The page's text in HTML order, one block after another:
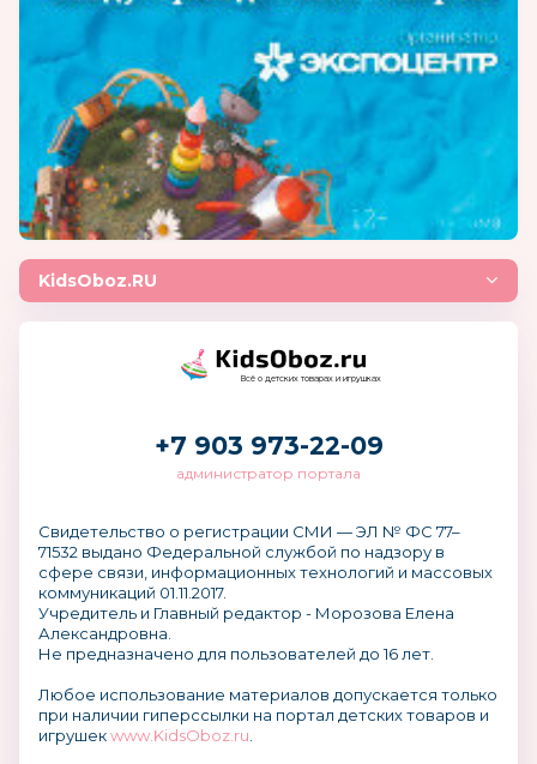
KidsOboz.RU
Всё о детских товарах и игрушках
+7 903 973-22-09
администратор портала
Свидетельство о регистрации СМИ — ЭЛ № ФС 77–
71532 выдано Федеральной службой по надзору в
сфере связи, информационных технологий и массовых
коммуникаций 01.11.2017.
Учредитель и Главный редактор - Морозова Елена
Александровна.
Не предназначено для пользователей до 16 лет.
Любое использование материалов допускается только
при наличии гиперссылки на портал детских товаров и
игрушекwww.KidsOboz.ru